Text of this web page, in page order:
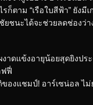
รก็ตาม “เรือใบสีฟ้า” ยังมี
ยชนะได้จะช่วยลดช่องว่า
าดแข้งอายุน้อยสุดยิงปร
ฟี่
องแชมป์! อาร์เซน่อล ไ